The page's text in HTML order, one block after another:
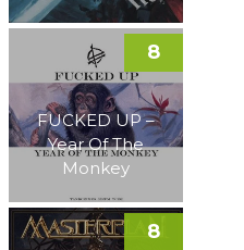
FUCKED UP –
Year Of The
Monkey
8
8